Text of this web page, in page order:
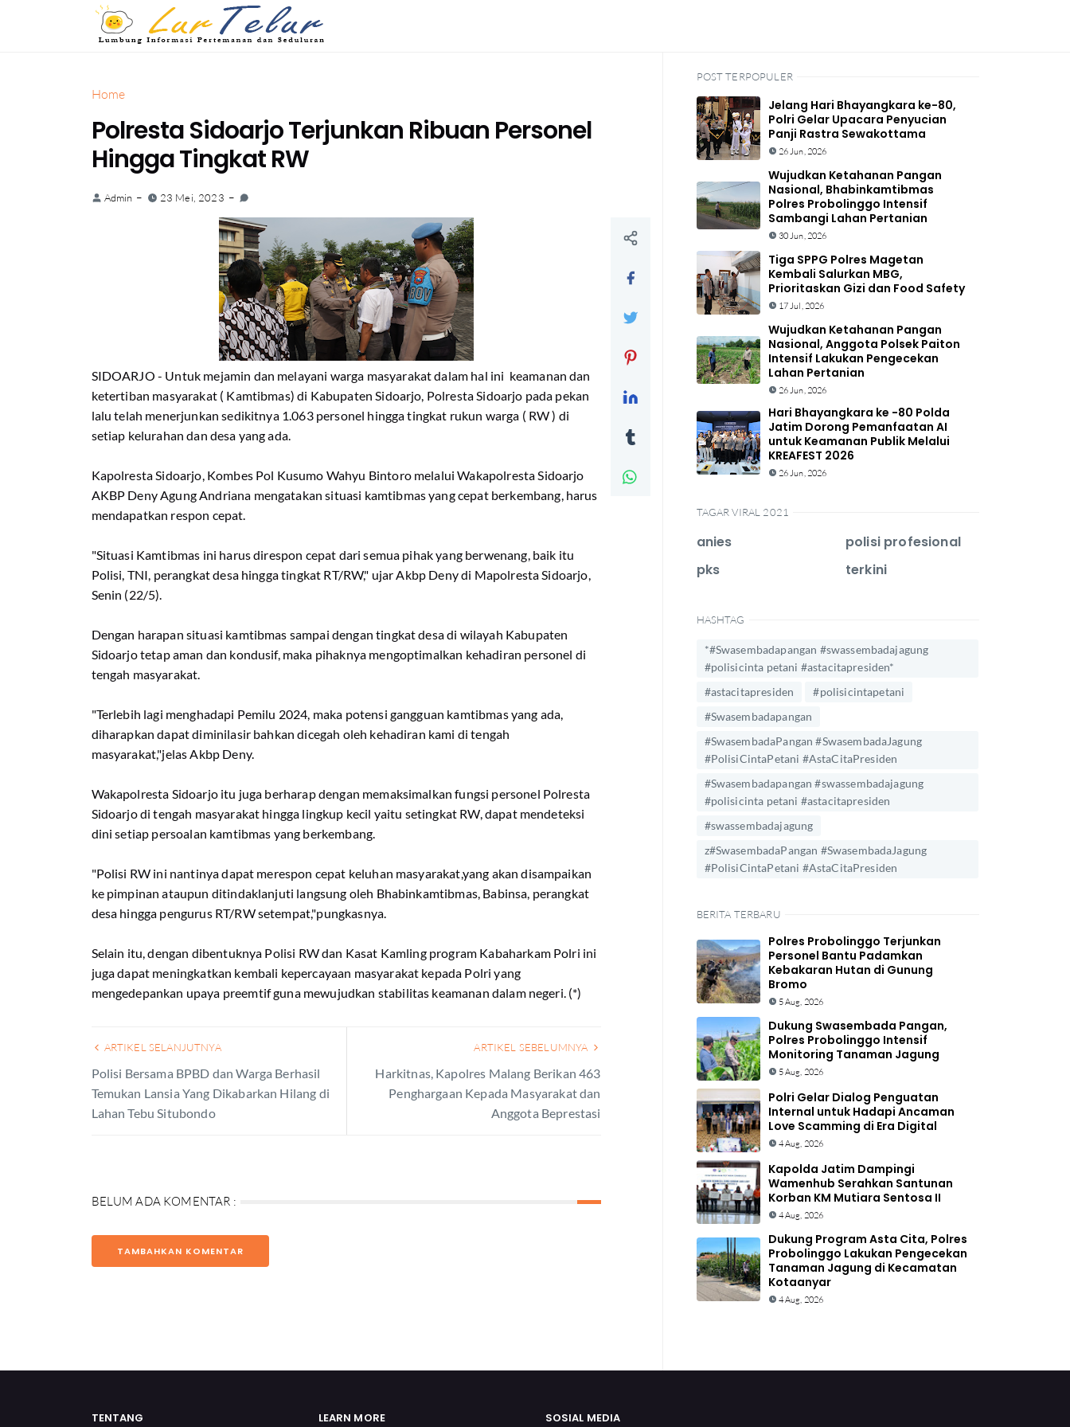
Home
Polresta Sidoarjo Terjunkan Ribuan Personel
Hingga Tingkat RW
Admin 23 Mei, 2023
SIDOARJO - Untuk mejamin dan melayani warga masyarakat dalam hal ini keamanan dan
ketertiban masyarakat ( Kamtibmas) di Kabupaten Sidoarjo, Polresta Sidoarjo pada pekan
lalu telah menerjunkan sedikitnya 1.063 personel hingga tingkat rukun warga ( RW ) di
setiap kelurahan dan desa yang ada.
Kapolresta Sidoarjo, Kombes Pol Kusumo Wahyu Bintoro melalui Wakapolresta Sidoarjo
AKBP Deny Agung Andriana mengatakan situasi kamtibmas yang cepat berkembang, harus
mendapatkan respon cepat.
"Situasi Kamtibmas ini harus direspon cepat dari semua pihak yang berwenang, baik itu
Polisi, TNI, perangkat desa hingga tingkat RT/RW," ujar Akbp Deny di Mapolresta Sidoarjo,
Senin (22/5).
Dengan harapan situasi kamtibmas sampai dengan tingkat desa di wilayah Kabupaten
Sidoarjo tetap aman dan kondusif, maka pihaknya mengoptimalkan kehadiran personel di
tengah masyarakat.
"Terlebih lagi menghadapi Pemilu 2024, maka potensi gangguan kamtibmas yang ada,
diharapkan dapat diminilasir bahkan dicegah oleh kehadiran kami di tengah
masyarakat,"jelas Akbp Deny.
Wakapolresta Sidoarjo itu juga berharap dengan memaksimalkan fungsi personel Polresta
Sidoarjo di tengah masyarakat hingga lingkup kecil yaitu setingkat RW, dapat mendeteksi
dini setiap persoalan kamtibmas yang berkembang.
"Polisi RW ini nantinya dapat merespon cepat keluhan masyarakat,yang akan disampaikan
ke pimpinan ataupun ditindaklanjuti langsung oleh Bhabinkamtibmas, Babinsa, perangkat
desa hingga pengurus RT/RW setempat,"pungkasnya.
Selain itu, dengan dibentuknya Polisi RW dan Kasat Kamling program Kabaharkam Polri ini
juga dapat meningkatkan kembali kepercayaan masyarakat kepada Polri yang
mengedepankan upaya preemtif guna mewujudkan stabilitas keamanan dalam negeri. (*)
ARTIKEL SELANJUTNYA
Polisi Bersama BPBD dan Warga Berhasil
Temukan Lansia Yang Dikabarkan Hilang di
Lahan Tebu Situbondo
ARTIKEL SEBELUMNYA
Harkitnas, Kapolres Malang Berikan 463
Penghargaan Kepada Masyarakat dan
Anggota Beprestasi
BELUM ADA KOMENTAR :
TAMBAHKAN KOMENTAR
POST TERPOPULER
Jelang Hari Bhayangkara ke-80,
Polri Gelar Upacara Penyucian
Panji Rastra Sewakottama
26 Jun, 2026
Wujudkan Ketahanan Pangan
Nasional, Bhabinkamtibmas
Polres Probolinggo Intensif
Sambangi Lahan Pertanian
30 Jun, 2026
Tiga SPPG Polres Magetan
Kembali Salurkan MBG,
Prioritaskan Gizi dan Food Safety
17 Jul, 2026
Wujudkan Ketahanan Pangan
Nasional, Anggota Polsek Paiton
Intensif Lakukan Pengecekan
Lahan Pertanian
26 Jun, 2026
Hari Bhayangkara ke -80 Polda
Jatim Dorong Pemanfaatan AI
untuk Keamanan Publik Melalui
KREAFEST 2026
26 Jun, 2026
TAGAR VIRAL 2021
anies
pks
polisi profesional
terkini
HASHTAG
*#Swasembadapangan #swassembadajagung
#polisicinta petani #astacitapresiden*
#astacitapresiden
#polisicintapetani
#Swasembadapangan
#SwasembadaPangan #SwasembadaJagung
#PolisiCintaPetani #AstaCitaPresiden
#Swasembadapangan #swassembadajagung
#polisicinta petani #astacitapresiden
#swassembadajagung
z#SwasembadaPangan #SwasembadaJagung
#PolisiCintaPetani #AstaCitaPresiden
BERITA TERBARU
Polres Probolinggo Terjunkan
Personel Bantu Padamkan
Kebakaran Hutan di Gunung
Bromo
5 Aug, 2026
Dukung Swasembada Pangan,
Polres Probolinggo Intensif
Monitoring Tanaman Jagung
5 Aug, 2026
Polri Gelar Dialog Penguatan
Internal untuk Hadapi Ancaman
Love Scamming di Era Digital
4 Aug, 2026
Kapolda Jatim Dampingi
Wamenhub Serahkan Santunan
Korban KM Mutiara Sentosa II
4 Aug, 2026
Dukung Program Asta Cita, Polres
Probolinggo Lakukan Pengecekan
Tanaman Jagung di Kecamatan
Kotaanyar
4 Aug, 2026
TENTANG LEARN MORE SOSIAL MEDIA